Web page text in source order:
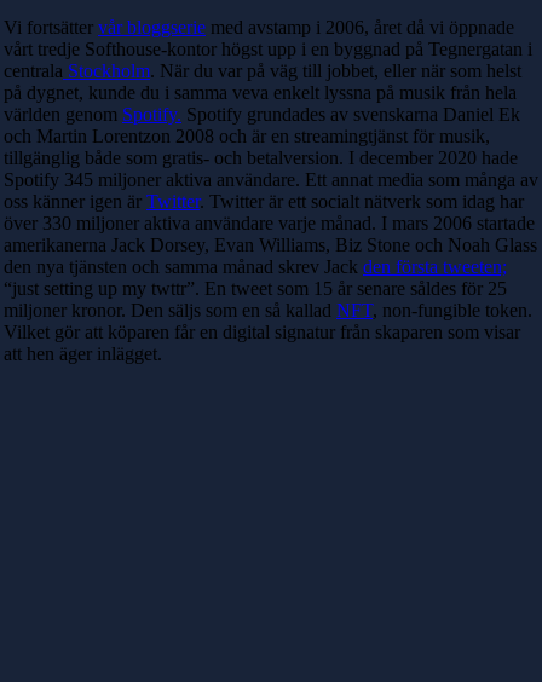
Vi fortsätter vår bloggserie med avstamp i 2006, året då vi öppnade
vårt tredje Softhouse-kontor högst upp i en byggnad på Tegnergatan i
centrala Stockholm. När du var på väg till jobbet, eller när som helst
på dygnet, kunde du i samma veva enkelt lyssna på musik från hela
världen genom Spotify. Spotify grundades av svenskarna Daniel Ek
och Martin Lorentzon 2008 och är en streamingtjänst för musik,
tillgänglig både som gratis- och betalversion. I december 2020 hade
Spotify 345 miljoner aktiva användare. Ett annat media som många av
oss känner igen är Twitter. Twitter är ett socialt nätverk som idag har
över 330 miljoner aktiva användare varje månad. I mars 2006 startade
amerikanerna Jack Dorsey, Evan Williams, Biz Stone och Noah Glass
den nya tjänsten och samma månad skrev Jack den första tweeten;
“just setting up my twttr”. En tweet som 15 år senare såldes för 25
miljoner kronor. Den säljs som en så kallad NFT, non-fungible token.
Vilket gör att köparen får en digital signatur från skaparen som visar
att hen äger inlägget.